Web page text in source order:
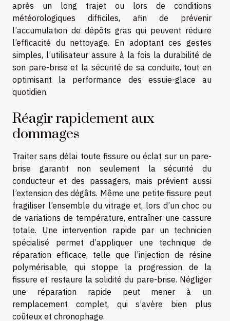
après un long trajet ou lors de conditions
météorologiques difficiles, afin de prévenir
l’accumulation de dépôts gras qui peuvent réduire
l’efficacité du nettoyage. En adoptant ces gestes
simples, l’utilisateur assure à la fois la durabilité de
son pare-brise et la sécurité de sa conduite, tout en
optimisant la performance des essuie-glace au
quotidien.
Réagir rapidement aux
dommages
Traiter sans délai toute fissure ou éclat sur un pare-
brise garantit non seulement la sécurité du
conducteur et des passagers, mais prévient aussi
l’extension des dégâts. Même une petite fissure peut
fragiliser l’ensemble du vitrage et, lors d’un choc ou
de variations de température, entraîner une cassure
totale. Une intervention rapide par un technicien
spécialisé permet d’appliquer une technique de
réparation efficace, telle que l’injection de résine
polymérisable, qui stoppe la progression de la
fissure et restaure la solidité du pare-brise. Négliger
une réparation rapide peut mener à un
remplacement complet, qui s’avère bien plus
coûteux et chronophage.